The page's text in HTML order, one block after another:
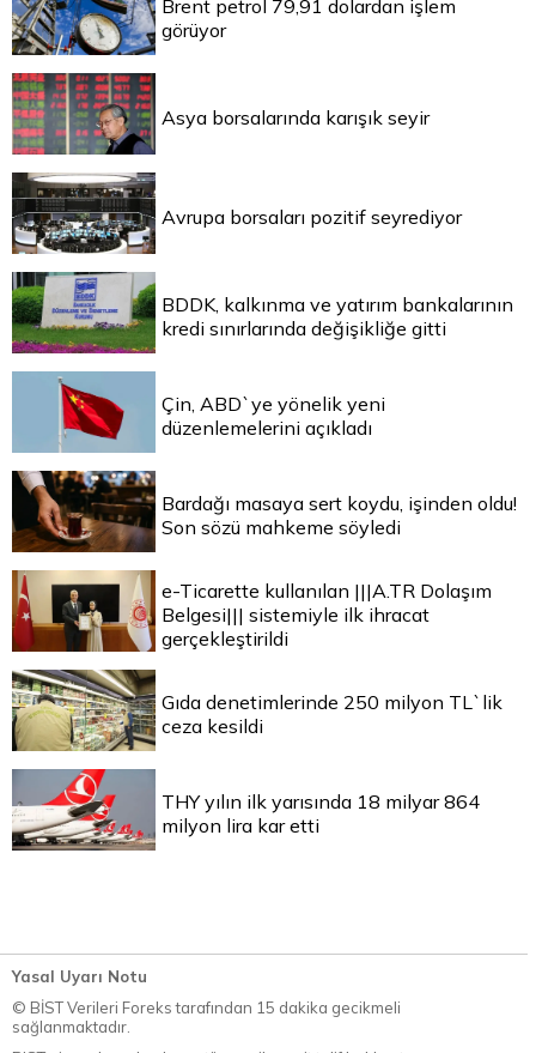
Brent petrol 79,91 dolardan işlem
görüyor
Asya borsalarında karışık seyir
Avrupa borsaları pozitif seyrediyor
BDDK, kalkınma ve yatırım bankalarının
kredi sınırlarında değişikliğe gitti
Çin, ABD`ye yönelik yeni
düzenlemelerini açıkladı
Bardağı masaya sert koydu, işinden oldu!
Son sözü mahkeme söyledi
e-Ticarette kullanılan |||A.TR Dolaşım
Belgesi||| sistemiyle ilk ihracat
gerçekleştirildi
Gıda denetimlerinde 250 milyon TL`lik
ceza kesildi
THY yılın ilk yarısında 18 milyar 864
milyon lira kar etti
Yasal Uyarı Notu
© BİST Verileri Foreks tarafından 15 dakika gecikmeli
sağlanmaktadır.